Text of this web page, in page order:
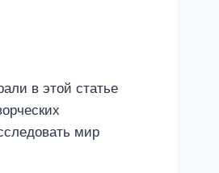
в этой статье
мир